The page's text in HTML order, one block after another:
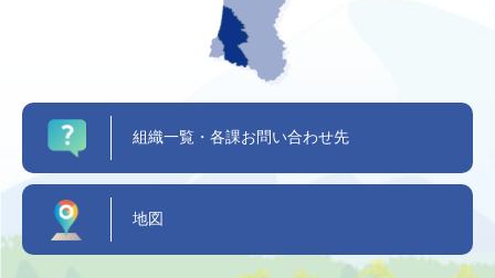
組織一覧・各課お問い合わせ先
地図